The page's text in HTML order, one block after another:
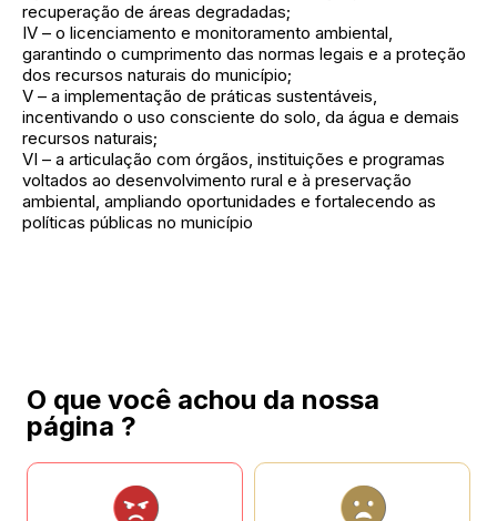
recuperação de áreas degradadas;
IV – o licenciamento e monitoramento ambiental,
garantindo o cumprimento das normas legais e a proteção
dos recursos naturais do município;
V – a implementação de práticas sustentáveis,
incentivando o uso consciente do solo, da água e demais
recursos naturais;
VI – a articulação com órgãos, instituições e programas
voltados ao desenvolvimento rural e à preservação
ambiental, ampliando oportunidades e fortalecendo as
políticas públicas no município
O que você achou da nossa
página ?